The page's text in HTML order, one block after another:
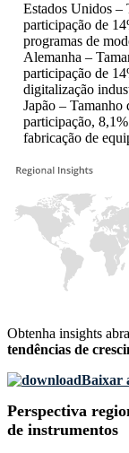
Estados Unidos –
participação de
programas de
Alemanha –
participação de
digitalização
Japão –
participação,
fabricação de
Obtenha insights
tendências de
Baixar
Perspectiva
de instrumentos